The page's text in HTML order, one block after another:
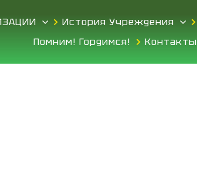
История Учреждения
Помним! Гордимся!
Контакты